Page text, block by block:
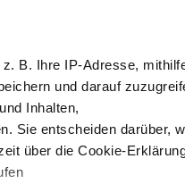
B. Ihre IP-Adresse,
und darauf
Inhalten,
Sie entscheiden darüber,
über die Cookie-
-Medien -
auf teachSam-